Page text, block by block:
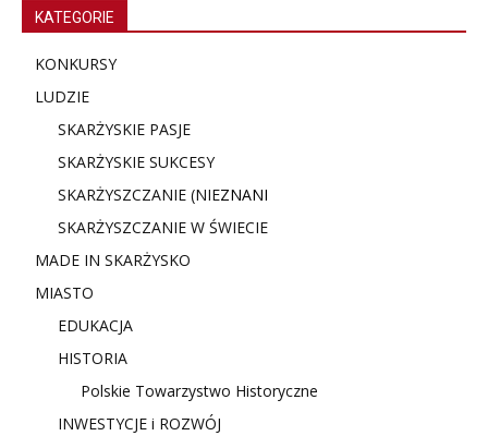
KATEGORIE
KONKURSY
LUDZIE
SKARŻYSKIE PASJE
SKARŻYSKIE SUKCESY
SKARŻYSZCZANIE (NIEZNANI
SKARŻYSZCZANIE W ŚWIECIE
MADE IN SKARŻYSKO
MIASTO
EDUKACJA
HISTORIA
Polskie Towarzystwo Historyczne
INWESTYCJE i ROZWÓJ